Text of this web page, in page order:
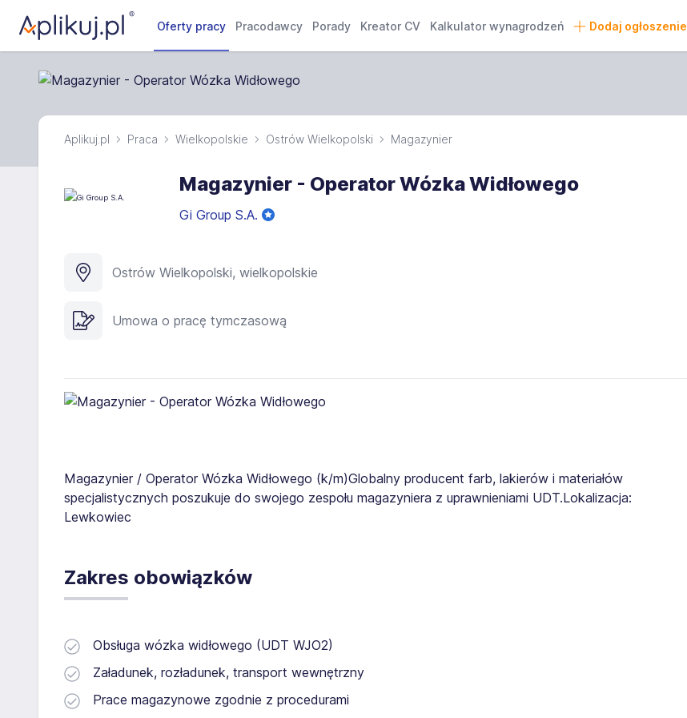
Oferty pracy Pracodawcy Porady Kreator CV Kalkulator wynagrodzeń Dodaj ogłoszenie
Aplikuj.pl Praca Wielkopolskie Ostrów Wielkopolski Magazynier
Magazynier - Operator Wózka Widłowego
Gi Group S.A.
Ostrów Wielkopolski, wielkopolskie
Umowa o pracę tymczasową
Magazynier / Operator Wózka Widłowego (k/m)Globalny producent farb, lakierów i materiałów
specjalistycznych poszukuje do swojego zespołu magazyniera z uprawnieniami UDT.Lokalizacja:
Lewkowiec
Zakres obowiązków
Obsługa wózka widłowego (UDT WJO2)
Załadunek, rozładunek, transport wewnętrzny
Prace magazynowe zgodnie z procedurami